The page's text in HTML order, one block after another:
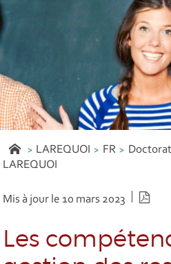
LAREQUOI FR
LAREQUOI
Mis à jour le 10 mars 2023
Les